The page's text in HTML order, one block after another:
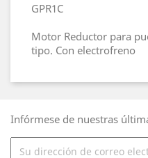
GPR1C
Motor Reductor para
tipo. Con electrofreno
Infórmese de nuestras